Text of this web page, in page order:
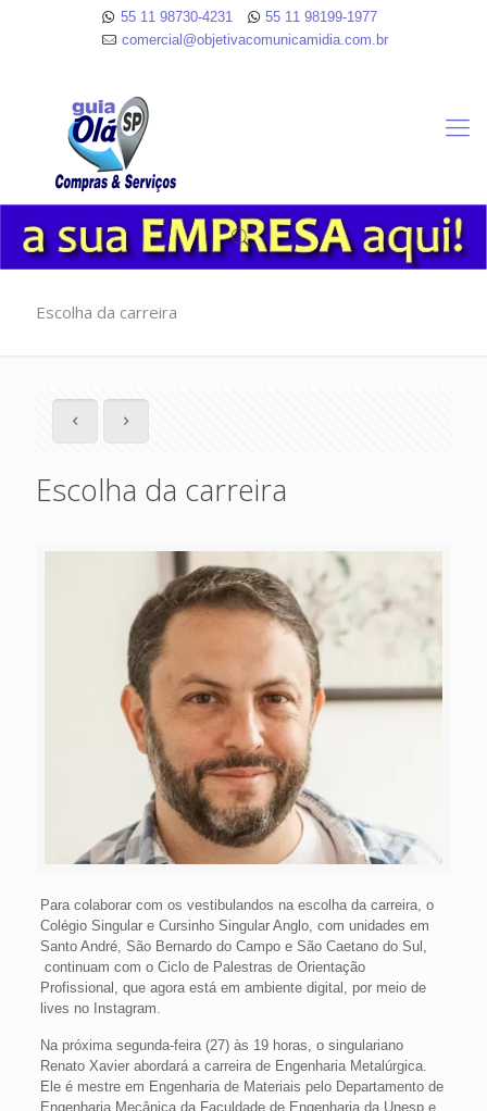
55 11 98730-4231
55 11 98199-1977
comercial@objetivacomunicamidia.com.br
Escolha da carreira
Escolha da carreira
Para colaborar com os vestibulandos na escolha da carreira, o
Colégio Singular e Cursinho Singular Anglo, com unidades em
Santo André, São Bernardo do Campo e São Caetano do Sul,
continuam com o Ciclo de Palestras de Orientação
Profissional, que agora está em ambiente digital, por meio de
lives no Instagram.
Na próxima segunda-feira (27) às 19 horas, o singulariano
Renato Xavier abordará a carreira de Engenharia Metalúrgica.
Ele é mestre em Engenharia de Materiais pelo Departamento de
Engenharia Mecânica da Faculdade de Engenharia da Unesp e